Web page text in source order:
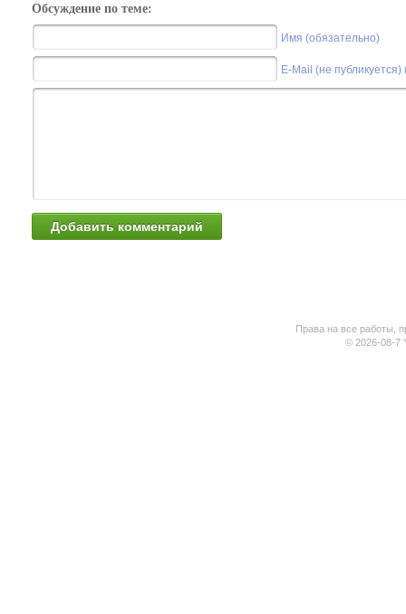
Обсуждение по теме:
Имя (обязательно)
E-Mail (не
Права на все работы,
© 2026-08-7